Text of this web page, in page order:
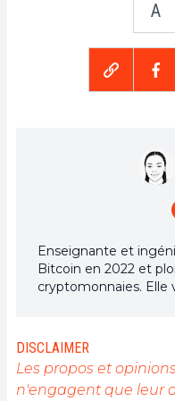
A
Enseignante et
Bitcoin en 2022 et
cryptomonnaies. Elle
décentralisé.
DISCLAIMER
Les propos et
n'engagent que leur